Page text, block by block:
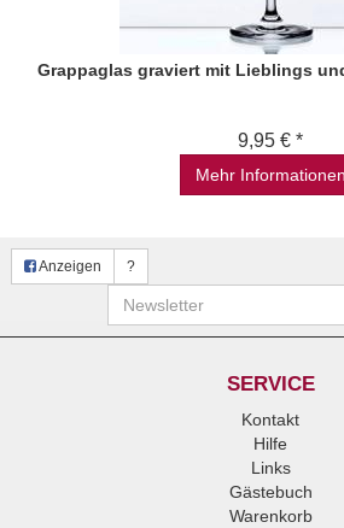
Grappaglas graviert mit Lieblings
9,95 € *
Mehr Informationen
Anzeigen ?
Newsletter
SERVICE
Kontakt
Hilfe
Links
Gästebuch
Warenkorb